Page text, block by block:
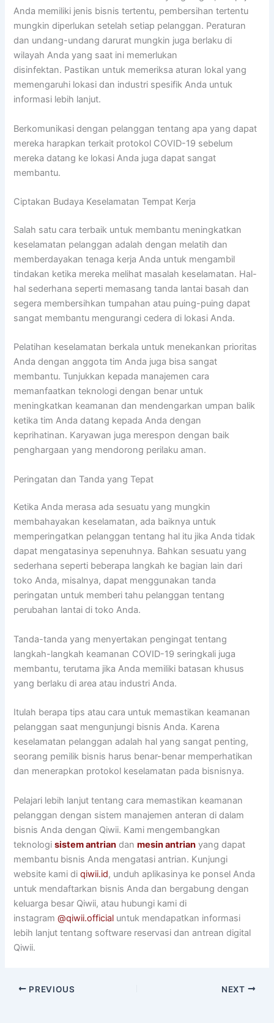
Anda memiliki jenis bisnis tertentu, pembersihan tertentu
mungkin diperlukan setelah setiap pelanggan. Peraturan
dan undang-undang darurat mungkin juga berlaku di
wilayah Anda yang saat ini memerlukan
disinfektan. Pastikan untuk memeriksa aturan lokal yang
memengaruhi lokasi dan industri spesifik Anda untuk
informasi lebih lanjut.
Berkomunikasi dengan pelanggan tentang apa yang dapat
mereka harapkan terkait protokol COVID-19 sebelum
mereka datang ke lokasi Anda juga dapat sangat
membantu.
Ciptakan Budaya Keselamatan Tempat Kerja
Salah satu cara terbaik untuk membantu meningkatkan
keselamatan pelanggan adalah dengan melatih dan
memberdayakan tenaga kerja Anda untuk mengambil
tindakan ketika mereka melihat masalah keselamatan. Hal-
hal sederhana seperti memasang tanda lantai basah dan
segera membersihkan tumpahan atau puing-puing dapat
sangat membantu mengurangi cedera di lokasi Anda.
Pelatihan keselamatan berkala untuk menekankan prioritas
Anda dengan anggota tim Anda juga bisa sangat
membantu. Tunjukkan kepada manajemen cara
memanfaatkan teknologi dengan benar untuk
meningkatkan keamanan dan mendengarkan umpan balik
ketika tim Anda datang kepada Anda dengan
keprihatinan. Karyawan juga merespon dengan baik
penghargaan yang mendorong perilaku aman.
Peringatan dan Tanda yang Tepat
Ketika Anda merasa ada sesuatu yang mungkin
membahayakan keselamatan, ada baiknya untuk
memperingatkan pelanggan tentang hal itu jika Anda tidak
dapat mengatasinya sepenuhnya. Bahkan sesuatu yang
sederhana seperti beberapa langkah ke bagian lain dari
toko Anda, misalnya, dapat menggunakan tanda
peringatan untuk memberi tahu pelanggan tentang
perubahan lantai di toko Anda.
Tanda-tanda yang menyertakan pengingat tentang
langkah-langkah keamanan COVID-19 seringkali juga
membantu, terutama jika Anda memiliki batasan khusus
yang berlaku di area atau industri Anda.
Itulah berapa tips atau cara untuk memastikan keamanan
pelanggan saat mengunjungi bisnis Anda. Karena
keselamatan pelanggan adalah hal yang sangat penting,
seorang pemilik bisnis harus benar-benar memperhatikan
dan menerapkan protokol keselamatan pada bisnisnya.
Pelajari lebih lanjut tentang cara memastikan keamanan
pelanggan dengan sistem manajemen anteran di dalam
bisnis Anda dengan Qiwii. Kami mengembangkan
teknologisistem antrian danmesin antrian yang dapat
membantu bisnis Anda mengatasi antrian. Kunjungi
website kami diqiwii.id, unduh aplikasinya ke ponsel Anda
untuk mendaftarkan bisnis Anda dan bergabung dengan
keluarga besar Qiwii, atau hubungi kami di
instagram@qiwii.official untuk mendapatkan informasi
lebih lanjut tentang software reservasi dan antrean digital
Qiwii.
PREVIOUS NEXT